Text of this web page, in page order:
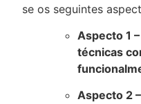
se os seguintes
Aspecto 1
técnicas
Aspecto 2